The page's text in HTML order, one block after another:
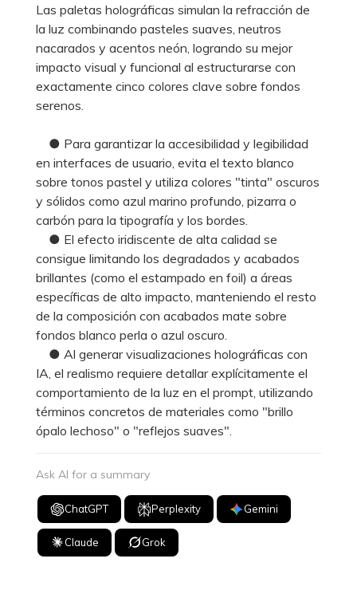
Las paletas holográficas simulan la refracción de
la luz combinando pasteles suaves, neutros
nacarados y acentos neón, logrando su mejor
impacto visual y funcional al estructurarse con
exactamente cinco colores clave sobre fondos
serenos.
● Para garantizar la accesibilidad y legibilidad
en interfaces de usuario, evita el texto blanco
sobre tonos pastel y utiliza colores "tinta" oscuros
y sólidos como azul marino profundo, pizarra o
carbón para la tipografía y los bordes.
● El efecto iridiscente de alta calidad se
consigue limitando los degradados y acabados
brillantes (como el estampado en foil) a áreas
específicas de alto impacto, manteniendo el resto
de la composición con acabados mate sobre
fondos blanco perla o azul oscuro.
● Al generar visualizaciones holográficas con
IA, el realismo requiere detallar explícitamente el
comportamiento de la luz en el prompt, utilizando
términos concretos de materiales como "brillo
ópalo lechoso" o "reflejos suaves".
Ask AI for a summary
ChatGPT Perplexity Gemini
Claude Grok